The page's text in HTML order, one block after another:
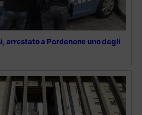
arrestato a Pordenone uno degli